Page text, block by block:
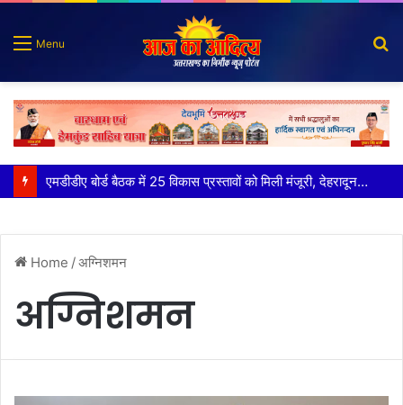
Menu
एमडीडीए बोर्ड बैठक में 25 विकास प्रस्तावों को मिली मंजूरी, देहरादून-मसूरी के नियोजित विकास को मिलेगी रफ्तार
Home /अग्निशमन
अग्निशमन